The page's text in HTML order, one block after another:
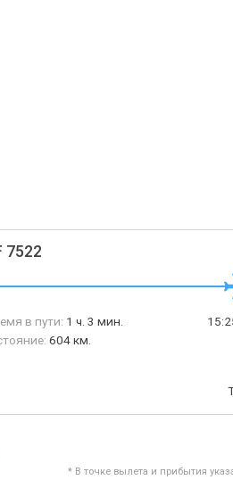
7522
в пути: 1 ч. 3 мин.
604 км.
* В точке вылета и прибытия